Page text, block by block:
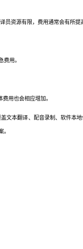
资源有限，费用通常会有所提
用。
用也会相应增加。
本翻译、配音录制、软件本